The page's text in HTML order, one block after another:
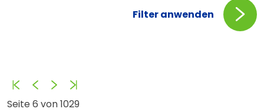
Filter anwenden
Seite 6 von 1029
AnfangZurückVorwärts